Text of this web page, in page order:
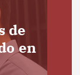
de
en